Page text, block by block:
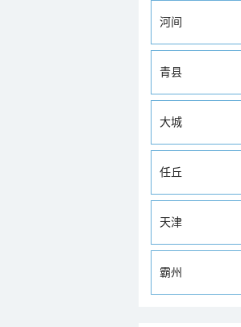
河间
青县
大城
任丘
天津
霸州